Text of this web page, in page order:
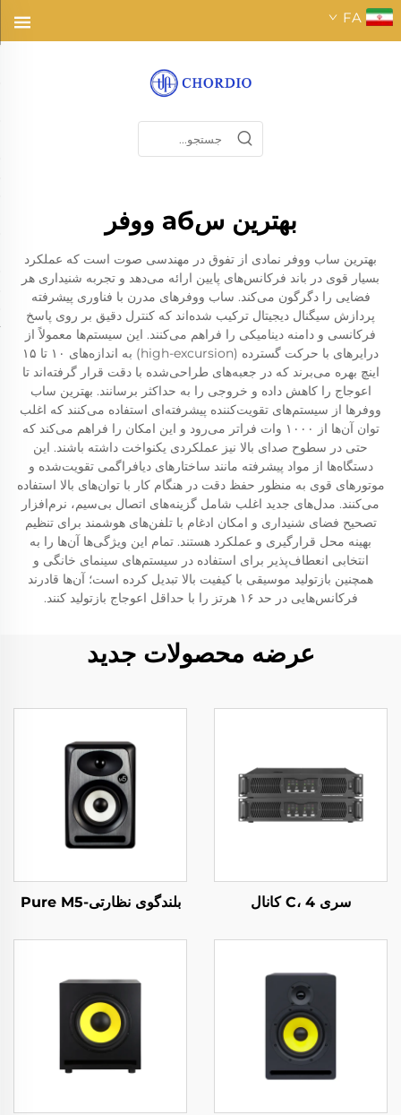
FA
بهترین سаб ووفر
بهترین ساب ووفر نمادی از تفوق در مهندسی صوت است که عملکرد
بسیار قوی در باند فرکانس‌های پایین ارائه می‌دهد و تجربه شنیداری هر
فضایی را دگرگون می‌کند. ساب ووفرهای مدرن با فناوری پیشرفته
پردازش سیگنال دیجیتال ترکیب شده‌اند که کنترل دقیق بر روی پاسخ
فرکانسی و دامنه دینامیکی را فراهم می‌کنند. این سیستم‌ها معمولاً از
درایرهای با حرکت گسترده (high-excursion) به اندازه‌های ۱۰ تا ۱۵
اینچ بهره می‌برند که در جعبه‌های طراحی‌شده با دقت قرار گرفته‌اند تا
اعوجاج را کاهش داده و خروجی را به حداکثر برسانند. بهترین ساب
ووفر‌ها از سیستم‌های تقویت‌کننده پیشرفته‌ای استفاده می‌کنند که اغلب
توان آن‌ها از ۱۰۰۰ وات فراتر می‌رود و این امکان را فراهم می‌کند که
حتی در سطوح صدای بالا نیز عملکردی یکنواخت داشته باشند. این
دستگاه‌ها از مواد پیشرفته مانند ساختارهای دیافراگمی تقویت‌شده و
موتورهای قوی به منظور حفظ دقت در هنگام کار با توان‌های بالا استفاده
می‌کنند. مدل‌های جدید اغلب شامل گزینه‌های اتصال بی‌سیم، نرم‌افزار
تصحیح فضای شنیداری و امکان ادغام با تلفن‌های هوشمند برای تنظیم
بهینه محل قرارگیری و عملکرد هستند. تمام این ویژگی‌ها آن‌ها را به
انتخابی انعطاف‌پذیر برای استفاده در سیستم‌های سینمای خانگی و
همچنین بازتولید موسیقی با کیفیت بالا تبدیل کرده است؛ آن‌ها قادرند
فرکانس‌هایی در حد ۱۶ هرتز را با حداقل اعوجاج بازتولید کنند.
عرضه محصولات جدید
سری C، 4 کانال بلندگوی نظارتی-Pure M5